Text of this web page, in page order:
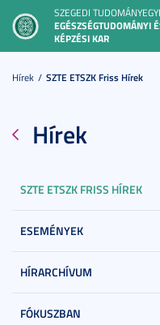
SZEGEDI
EGÉSZSÉGTUDOMÁNYI
KÉPZÉSI KAR
Hírek SZTE ETSZK Friss Hírek
Hírek
SZTE ETSZK FRISS HÍREK
ESEMÉNYEK
HÍRARCHÍVUM
FÓKUSZBAN